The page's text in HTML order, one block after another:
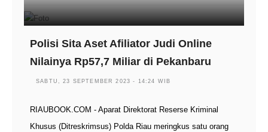
Polisi Sita Aset Afiliator Judi Online
Nilainya Rp57,7 Miliar di Pekanbaru
SABTU, 23 SEPTEMBER 2023 - 14:24 WIB
RIAUBOOK.COM - Aparat Direktorat Reserse Kriminal
Khusus (Ditreskrimsus) Polda Riau meringkus satu orang